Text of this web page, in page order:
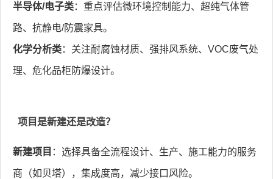
半导体/电子类：重点评估微环境控制能力、超纯气体管
路、抗静电/防震家具。
化学分析类：关注耐腐蚀材质、强排风系统、VOC废气处
理、危化品柜防爆设计。
项目是新建还是改造？
新建项目 ：选择具备全流程设计、生产、施工能力的服务
商（如贝塔），集成度高，减少接口风险。